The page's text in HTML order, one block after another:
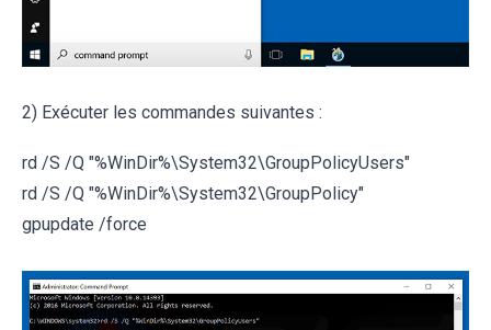
2) Exécuter les commandes suivantes :
rd /S /Q "%WinDir%\System32\GroupPolicyUsers"
rd /S /Q "%WinDir%\System32\GroupPolicy"
gpupdate /force